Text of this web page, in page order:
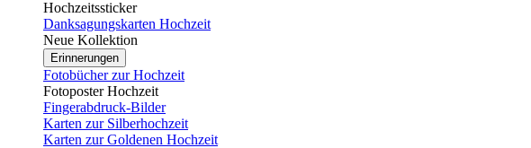
Hochzeitssticker
Danksagungskarten Hochzeit
Neue Kollektion
Erinnerungen
Fotobücher zur Hochzeit
Fotoposter Hochzeit
Fingerabdruck-Bilder
Karten zur Silberhochzeit
Karten zur Goldenen Hochzeit